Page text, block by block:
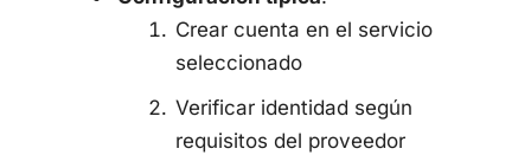
Crear cuenta en el servicio
seleccionado
Verificar identidad según
requisitos del proveedor